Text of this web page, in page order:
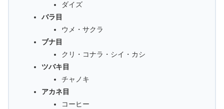
ダイズ
バラ目
ウメ・サクラ
ブナ目
クリ・コナラ・シイ・カシ
ツバキ目
チャノキ
アカネ目
コーヒー